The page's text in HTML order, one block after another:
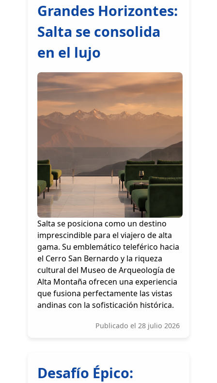
Grandes Horizontes:
Salta se consolida
en el lujo
Salta se posiciona como un destino
imprescindible para el viajero de alta
gama. Su emblemático teleférico hacia
el Cerro San Bernardo y la riqueza
cultural del Museo de Arqueología de
Alta Montaña ofrecen una experiencia
que fusiona perfectamente las vistas
andinas con la sofisticación histórica.
Publicado el 28 julio 2026
Desafío Épico: